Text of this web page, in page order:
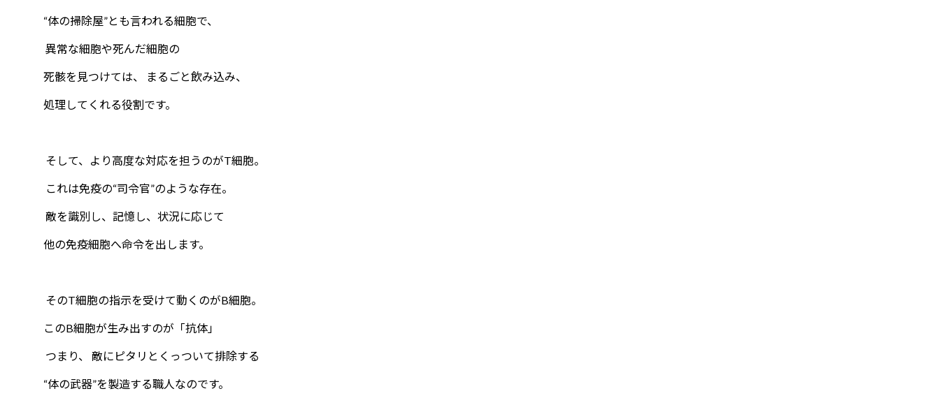
“体の掃除屋”とも言われる細胞で、
異常な細胞や死んだ細胞の
死骸を見つけては、 まるごと飲み込み、
処理してくれる役割です。
そして、より高度な対応を担うのがT細胞。
これは免疫の“司令官”のような存在。
敵を識別し、記憶し、状況に応じて
他の免疫細胞へ命令を出します。
そのT細胞の指示を受けて動くのがB細胞。
このB細胞が生み出すのが「抗体」
つまり、 敵にピタリとくっついて排除する
“体の武器”を製造する職人なのです。